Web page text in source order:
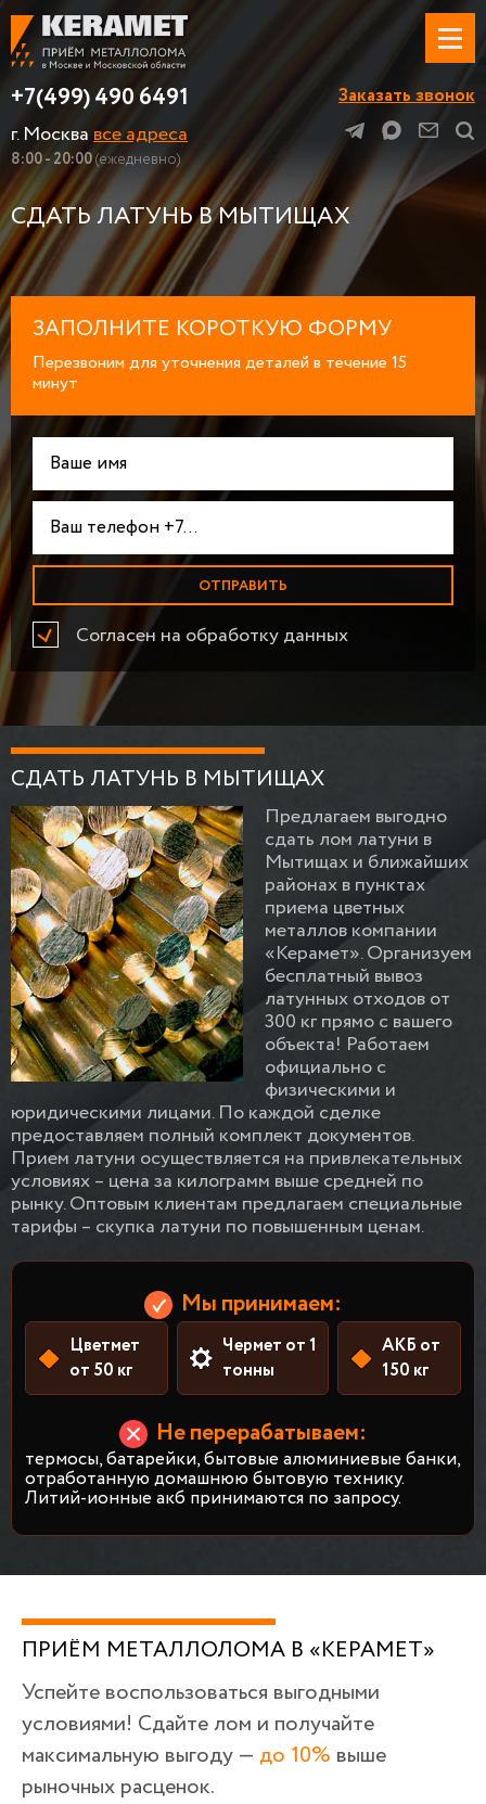
+7(499) 490 6491
г. Москвавсе адреса
8:00 - 20:00(ежедневно)
Заказать звонок
СДАТЬ ЛАТУНЬ В МЫТИЩАХ
ЗАПОЛНИТЕ КОРОТКУЮ ФОРМУ
Перезвоним для уточнения деталей в течение 15
минут
Согласен на обработку данных
СДАТЬ ЛАТУНЬ В МЫТИЩАХ
Предлагаем выгодно
сдать лом латуни в
Мытищах и ближайших
районах в пунктах
приема цветных
металлов компании
«Керамет». Организуем
бесплатный вывоз
латунных отходов от
300 кг прямо с вашего
объекта! Работаем
официально с
физическими и
юридическими лицами. По каждой сделке
предоставляем полный комплект документов.
Прием латуни осуществляется на привлекательных
условиях – цена за килограмм выше средней по
рынку. Оптовым клиентам предлагаем специальные
тарифы – скупка латуни по повышенным ценам.
Мы принимаем:
Цветмет
от 50 кг
Чермет от 1
тонны
АКБ от
150 кг
Не перерабатываем:
термосы, батарейки, бытовые алюминиевые банки,
отработанную домашнюю бытовую технику.
Литий-ионные акб принимаются по запросу.
ПРИЁМ МЕТАЛЛОЛОМА В «КЕРАМЕТ»
Успейте воспользоваться выгодными
условиями! Сдайте лом и получайте
максимальную выгоду — до 10% выше
рыночных расценок.